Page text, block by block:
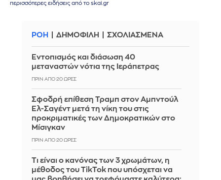
περισσότερες ειδήσεις από το skai.gr
ΡΟΗ ΔΗΜΟΦΙΛΗ ΣΧΟΛΙΑΣΜΕΝΑ
Εντοπισμός και διάσωση 40
μεταναστών νότια της Ιεράπετρας
ΠΡΙΝ ΑΠΌ 20 ΏΡΕΣ
Σφοδρή επίθεση Τραμπ στον Αμπντούλ
Ελ-Σαγέντ μετά τη νίκη του στις
προκριματικές των Δημοκρατικών στο
Μίσιγκαν
ΠΡΙΝ ΑΠΌ 20 ΏΡΕΣ
Τι είναι ο κανόνας των 3 χρωμάτων, η
μέθοδος του TikTok που υπόσχεται να